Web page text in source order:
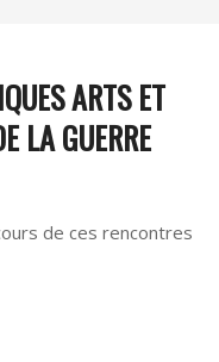
ARTS ET
LA GUERRE
de ces rencontres